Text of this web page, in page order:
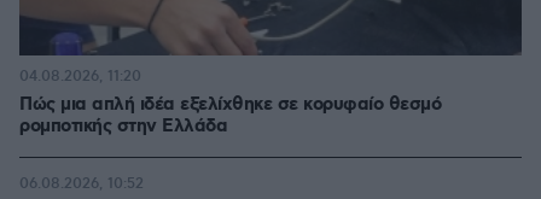
Πώς μια απλή ιδέα εξελίχθηκε σε κορυφαίο θεσμό
ρομποτικής στην Ελλάδα
04.08.2026, 11:20
06.08.2026, 10:52